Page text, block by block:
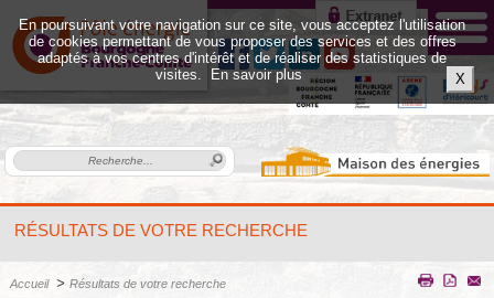
RÉSULTATS DE VOTRE RECHERCHE
Accueil > Résultats de votre recherche
En poursuivant votre navigation sur ce site, vous acceptez l'utilisation
de cookies permettant de vous proposer des services et des offres
adaptés à vos centres d'intérêt et de réaliser des statistiques de
visites.
En savoir plus X